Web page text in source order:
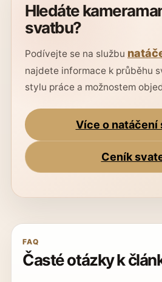
Hledáte
svatbu?
Podívejte se na službu
najdete informace k průběhu
stylu práce a možnostem
Více o natáčení
Ceník
FAQ
Časté otázky k